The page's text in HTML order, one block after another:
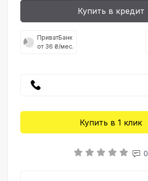
Купить в кредит
ПриватБанк
от 36 ₴/мес.
Купить в 1 клик
0